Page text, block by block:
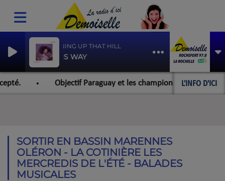
RUNNING UP THAT HILL
BORIS WAY
L'INFO D'ICI
Objectif Paraguay et les championnats du
SORTIR EN BASSIN MARENNES
OLÉRON - LA COTINIÈRE LES
MERCREDIS DE L'ÉTÉ - BALADES
MUSICALES